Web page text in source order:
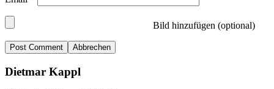
Bild hinzufügen (optional)
Abbrechen
Dietmar Kappl